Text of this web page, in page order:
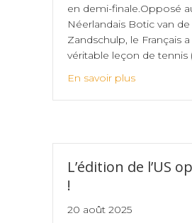
en demi-finale.Opposé
Néerlandais Botic van de
Zandschulp, le Français
véritable leçon de tennis
En savoir plus
L’édition de l’US
!
20 août 2025